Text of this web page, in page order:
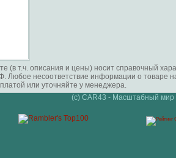
(в т.ч. описания и цены) носит справочный
Любое несоответствие информации о
или уточняйте у менеджера.
(c) CAR43 - Масштабный мир